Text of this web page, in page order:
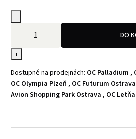
-
+
DO
Dostupné na prodejnách: OC Palladium ,
OC Olympia Plzeň , OC Futurum Ostrava
Avion Shopping Park Ostrava , OC